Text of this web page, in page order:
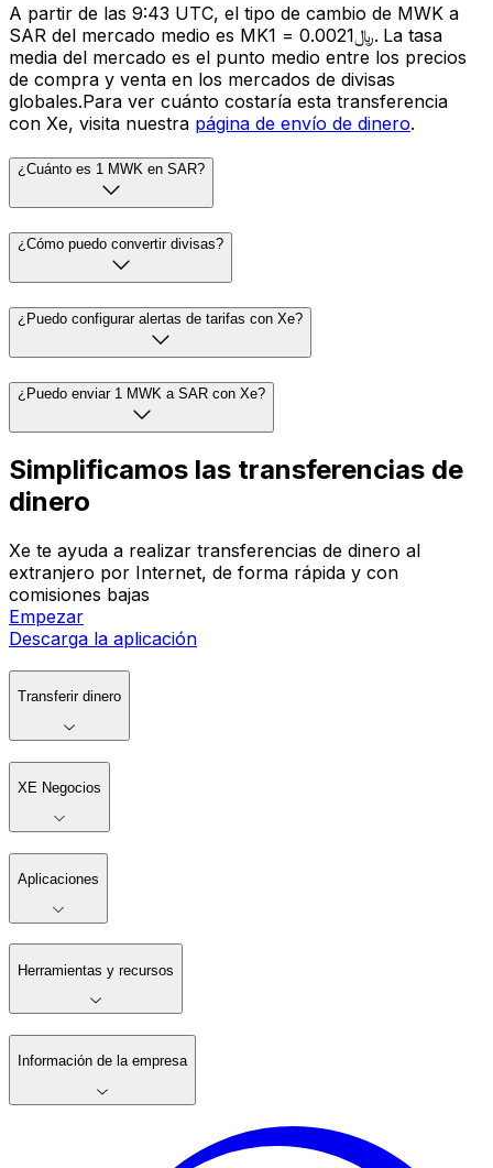
A partir de las 9:43 UTC, el tipo de cambio de MWK a
SAR del mercado medio es MK1 = ﷼0.0021. La tasa
media del mercado es el punto medio entre los precios
de compra y venta en los mercados de divisas
globales.Para ver cuánto costaría esta transferencia
con Xe, visita nuestra página de envío de dinero.
¿Cuánto es 1 MWK en SAR?
¿Cómo puedo convertir divisas?
¿Puedo configurar alertas de tarifas con Xe?
¿Puedo enviar 1 MWK a SAR con Xe?
Simplificamos las transferencias de
dinero
Xe te ayuda a realizar transferencias de dinero al
extranjero por Internet, de forma rápida y con
comisiones bajas
Empezar
Descarga la aplicación
Transferir dinero
XE Negocios
Aplicaciones
Herramientas y recursos
Información de la empresa